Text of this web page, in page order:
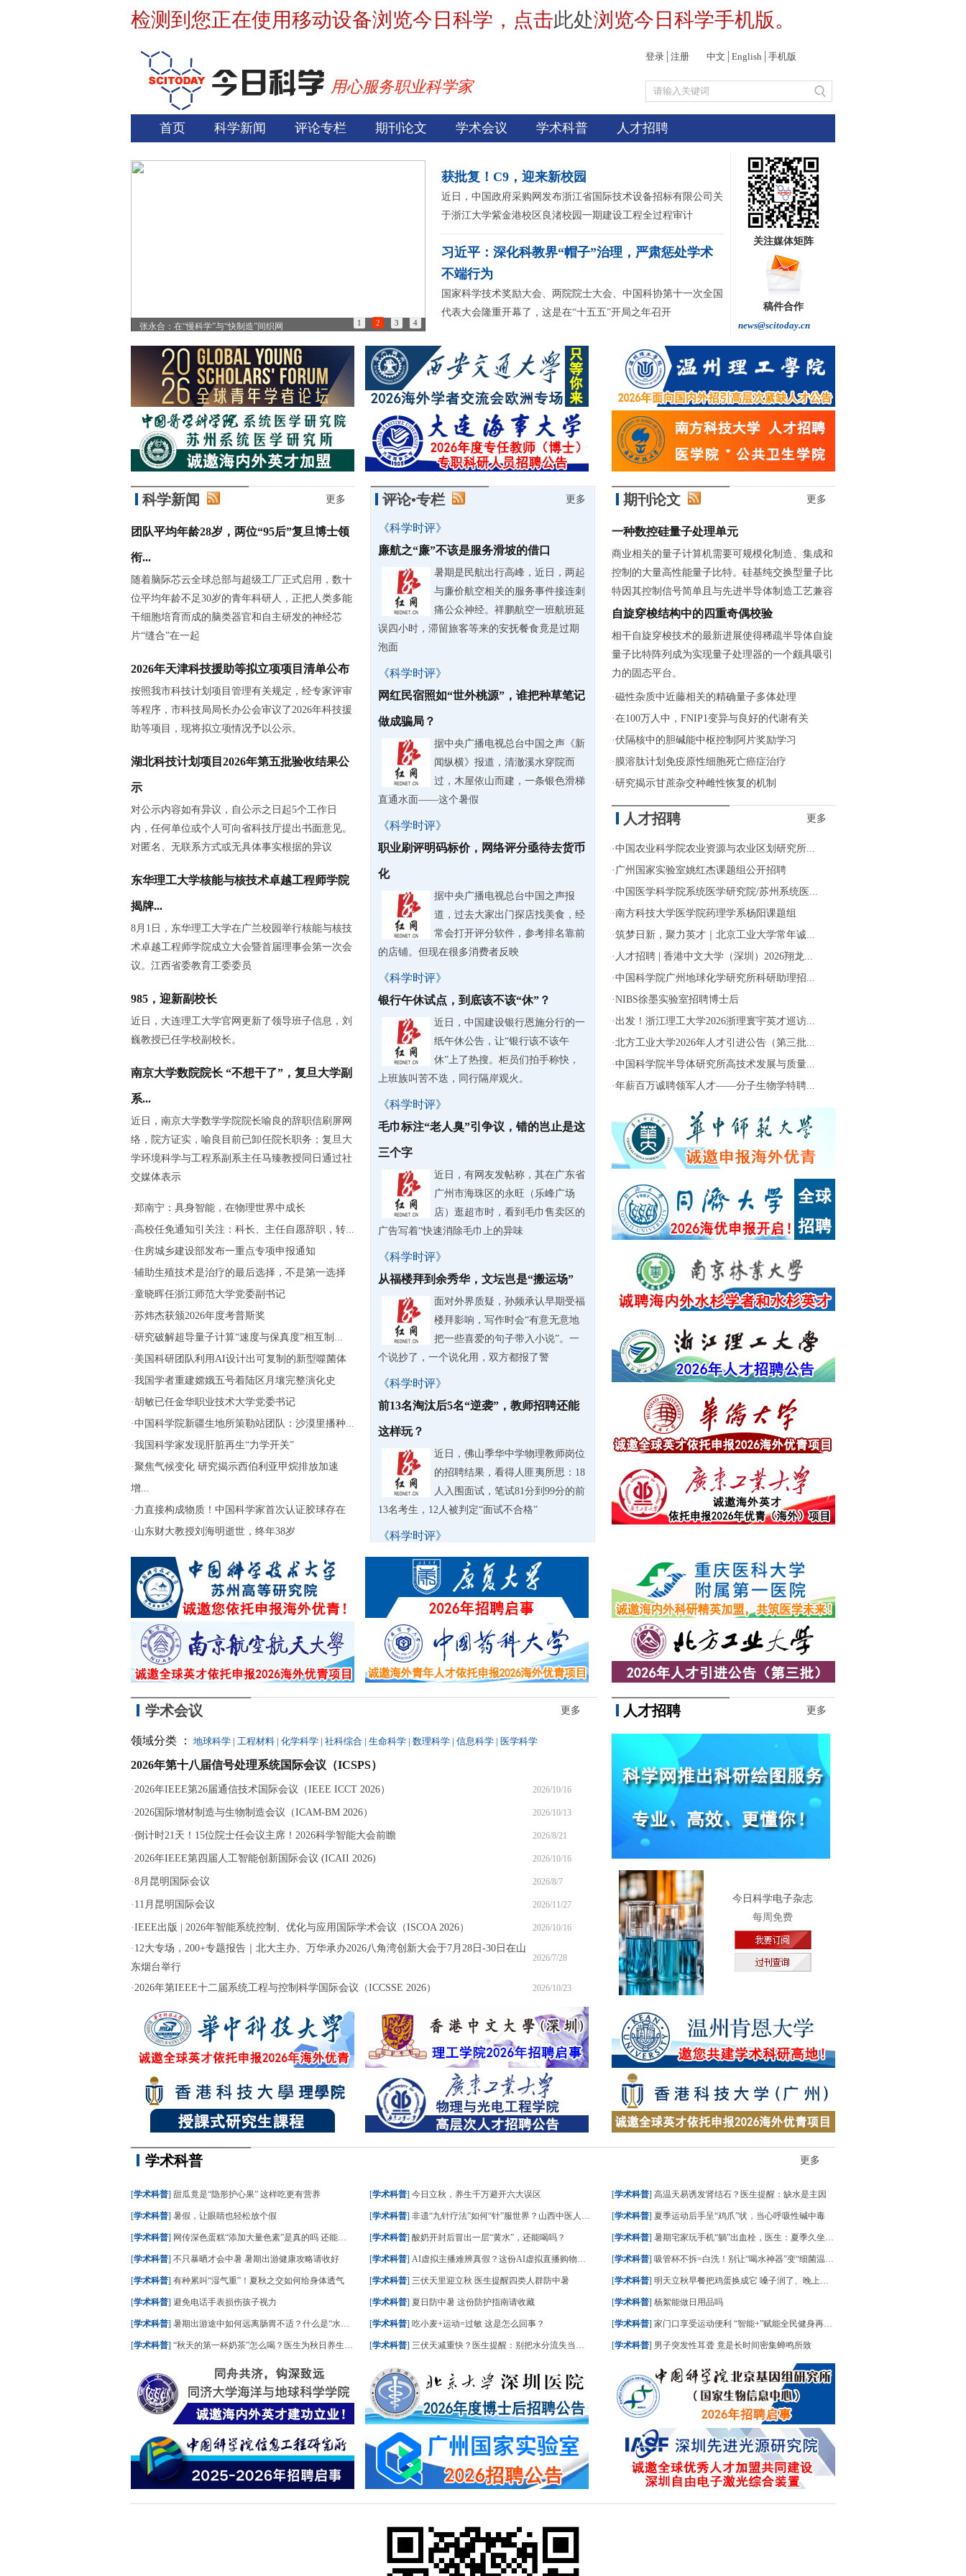
检测到您正在使用移动设备浏览今日科学，点击此处浏览今日科学手机版。
用心服务职业科学家
登录 注册 中文 English 手机版
首页 科学新闻 评论专栏 期刊论文 学术会议 学术科普 人才招聘
张永合：在“慢科学”与“快制造”间织网 王继红: 做自主创新的“追光者”
1 2 3 4
获批复！C9，迎来新校园
近日，中国政府采购网发布浙江省国际技术设备招标有限公司关
于浙江大学紫金港校区良渚校园一期建设工程全过程审计
习近平：深化科教界“帽子”治理，严肃惩处学术
不端行为
国家科学技术奖励大会、两院院士大会、中国科协第十一次全国
代表大会隆重开幕了，这是在“十五五”开局之年召开
关注媒体矩阵
稿件合作
news@scitoday.cn
科学新闻 更多
团队平均年龄28岁，两位“95后”复旦博士领
衔...
随着脑际芯云全球总部与超级工厂正式启用，数十
位平均年龄不足30岁的青年科研人，正把人类多能
干细胞培育而成的脑类器官和自主研发的神经芯
片“缝合”在一起
2026年天津科技援助等拟立项项目清单公布
按照我市科技计划项目管理有关规定，经专家评审
等程序，市科技局局长办公会审议了2026年科技援
助等项目，现将拟立项情况予以公示。
湖北科技计划项目2026年第五批验收结果公
示
对公示内容如有异议，自公示之日起5个工作日
内，任何单位或个人可向省科技厅提出书面意见。
对匿名、无联系方式或无具体事实根据的异议
东华理工大学核能与核技术卓越工程师学院
揭牌...
8月1日，东华理工大学在广兰校园举行核能与核技
术卓越工程师学院成立大会暨首届理事会第一次会
议。江西省委教育工委委员
985，迎新副校长
近日，大连理工大学官网更新了领导班子信息，刘
巍教授已任学校副校长。
南京大学数院院长 “不想干了”，复旦大学副
系...
近日，南京大学数学学院院长喻良的辞职信刷屏网
络，院方证实，喻良目前已卸任院长职务；复旦大
学环境科学与工程系副系主任马臻教授同日通过社
交媒体表示
·郑南宁：具身智能，在物理世界中成长
· 高校任免通知引关注：科长、主任自愿辞职，转...
·住房城乡建设部发布一重点专项申报通知
·辅助生殖技术是治疗的最后选择，不是第一选择
·童晓晖任浙江师范大学党委副书记
·苏炜杰获颁2026年度考普斯奖
·研究破解超导量子计算“速度与保真度”相互制...
· 美国科研团队利用AI设计出可复制的新型噬菌体
·我国学者重建嫦娥五号着陆区月壤完整演化史
·胡敏已任金华职业技术大学党委书记
·中国科学院新疆生地所策勒站团队：沙漠里播种...
·我国科学家发现肝脏再生“力学开关”
·聚焦气候变化 研究揭示西伯利亚甲烷排放加速
增...
· 力直接构成物质！中国科学家首次认证胶球存在
· 山东财大教授刘海明逝世，终年38岁
评论•专栏 更多
《科学时评》
廉航之“廉”不该是服务滑坡的借口
暑期是民航出行高峰，近日，两起
与廉价航空相关的服务事件接连刺
痛公众神经。祥鹏航空一班航班延
误四小时，滞留旅客等来的安抚餐食竟是过期
泡面
《科学时评》
网红民宿照如“世外桃源”，谁把种草笔记
做成骗局？
据中央广播电视总台中国之声《新
闻纵横》报道，清澈溪水穿院而
过，木屋依山而建，一条银色滑梯
直通水面——这个暑假
《科学时评》
职业刷评明码标价，网络评分亟待去货币
化
据中央广播电视总台中国之声报
道，过去大家出门探店找美食，经
常会打开评分软件，参考排名靠前
的店铺。但现在很多消费者反映
《科学时评》
银行午休试点，到底该不该“休”？
近日，中国建设银行恩施分行的一
纸午休公告，让“银行该不该午
休”上了热搜。柜员们拍手称快，
上班族叫苦不迭，同行隔岸观火。
《科学时评》
毛巾标注“老人臭”引争议，错的岂止是这
三个字
近日，有网友发帖称，其在广东省
广州市海珠区的永旺（乐峰广场
店）逛超市时，看到毛巾售卖区的
广告写着“快速消除毛巾上的异味
《科学时评》
从福楼拜到余秀华，文坛岂是“搬运场”
面对外界质疑，孙频承认早期受福
楼拜影响，写作时会“有意无意地
把一些喜爱的句子带入小说”。一
个说抄了，一个说化用，双方都报了警
《科学时评》
前13名淘汰后5名“逆袭”，教师招聘还能
这样玩？
近日，佛山季华中学物理教师岗位
的招聘结果，看得人匪夷所思：18
人入围面试，笔试81分到99分的前
13名考生，12人被判定“面试不合格”
《科学时评》
苏泊尔AI擦边翻车，低俗营销病根在人
据中国新闻周刊报道，老牌家电品
牌苏泊尔授权店铺批量推出AI生成
的擦边营销短视频。
期刊论文 更多
一种数控硅量子处理单元
商业相关的量子计算机需要可规模化制造、集成和
控制的大量高性能量子比特。硅基纯交换型量子比
特因其控制信号简单且与先进半导体制造工艺兼容
自旋穿梭结构中的四重奇偶校验
相干自旋穿梭技术的最新进展使得稀疏半导体自旋
量子比特阵列成为实现量子处理器的一个颇具吸引
力的固态平台。
·磁性杂质中近藤相关的精确量子多体处理
·在100万人中，FNIP1变异与良好的代谢有关
·伏隔核中的胆碱能中枢控制阿片奖励学习
· 膜溶肽计划免疫原性细胞死亡癌症治疗
·研究揭示甘蔗杂交种雌性恢复的机制
人才招聘 更多
·中国农业科学院农业资源与农业区划研究所...
· 广州国家实验室姚红杰课题组公开招聘
·中国医学科学院系统医学研究院/苏州系统医...
·南方科技大学医学院药理学系杨阳课题组
·筑梦日新，聚力英才｜北京工业大学常年诚...
· 人才招聘 | 香港中文大学（深圳）2026翔龙...
·中国科学院广州地球化学研究所科研助理招...
·NIBS徐墨实验室招聘博士后
· 出发！浙江理工大学2026浙理寰宇英才巡访...
·北方工业大学2026年人才引进公告（第三批...
·中国科学院半导体研究所高技术发展与质量...
·年薪百万诚聘领军人才——分子生物学特聘...
学术会议 更多
领域分类 ： 地球科学 | 工程材料 | 化学科学 | 社科综合 | 生命科学 | 数理科学 | 信息科学 | 医学科学
2026年第十八届信号处理系统国际会议（ICSPS）
·2026年IEEE第26届通信技术国际会议（IEEE ICCT 2026） 2026/10/16
·2026国际增材制造与生物制造会议（ICAM-BM 2026） 2026/10/13
·倒计时21天！15位院士任会议主席！2026科学智能大会前瞻 2026/8/21
·2026年IEEE第四届人工智能创新国际会议 (ICAII 2026) 2026/10/16
·8月昆明国际会议 2026/8/7
· 11月昆明国际会议 2026/11/27
·IEEE出版 | 2026年智能系统控制、优化与应用国际学术会议（ISCOA 2026） 2026/10/16
· 12大专场，200+专题报告｜北大主办、万华承办2026八角湾创新大会于7月28日-30日在山
东烟台举行
2026/7/28
·2026年第IEEE十二届系统工程与控制科学国际会议（ICCSSE 2026） 2026/10/23
人才招聘 更多
今日科学电子杂志
每周免费
学术科普 更多
[学术科普] 甜瓜竟是“隐形护心果” 这样吃更有营养
[学术科普] 暑假，让眼睛也轻松放个假
[学术科普] 网传深色蛋糕“添加大量色素”是真的吗 还能不能吃？
[学术科普] 不只暴晒才会中暑 暑期出游健康攻略请收好
[学术科普] 有种累叫“湿气重”！夏秋之交如何给身体透气
[学术科普] 避免电话手表损伤孩子视力
[学术科普] 暑期出游途中如何远离肠胃不适？什么是“水土不服”？一文了解
[学术科普] “秋天的第一杯奶茶”怎么喝？医生为秋日养生饮食划重点
[学术科普] 今日立秋，养生千万避开六大误区
[学术科普] 非遗“九针疗法”如何“针”服世界？山西中医人这样答
[学术科普] 酸奶开封后冒出一层“黄水”，还能喝吗？
[学术科普] AI虚拟主播难辨真假？这份AI虚拟直播购物指南请收好
[学术科普] 三伏天里迎立秋 医生提醒四类人群防中暑
[学术科普] 夏日防中暑 这份防护指南请收藏
[学术科普] 吃小麦+运动=过敏 这是怎么回事？
[学术科普] 三伏天减重快？医生提醒：别把水分流失当成减脂
[学术科普] 高温天易诱发肾结石？医生提醒：缺水是主因
[学术科普] 夏季运动后手呈“鸡爪”状，当心呼吸性碱中毒
[学术科普] 暑期宅家玩手机“躺”出血栓，医生：夏季久坐风险高
[学术科普] 吸管杯不拆=白洗！别让“喝水神器”变“细菌温床”
[学术科普] 明天立秋早餐把鸡蛋换成它 嗓子润了、晚上睡踏实了
[学术科普] 杨絮能做日用品吗
[学术科普] 家门口享受运动便利 “智能+”赋能全民健身再升级
[学术科普] 男子突发性耳聋 竟是长时间密集蝉鸣所致